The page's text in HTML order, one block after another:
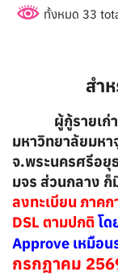
ทั้งหมด 33
สำ
ผู้กู้รายเก่า
มหาวิทยาลัยมห
จ.พระนครศรีอยุ
มจร ส่วนกลาง ก็
ลงทะเบียน ภาค
DSL ตามปกติโด
Approve เหมือน
กรกฎาคม